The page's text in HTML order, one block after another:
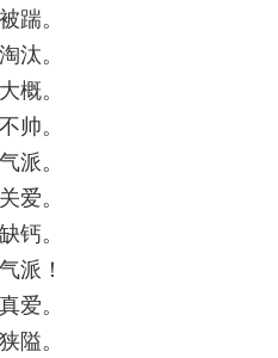
踹。
汰。
概。
帅。
派。
爱。
钙。
派！
爱。
隘。